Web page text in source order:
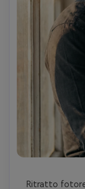
Ritratto